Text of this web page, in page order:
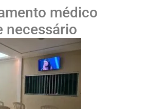
médico
necessário